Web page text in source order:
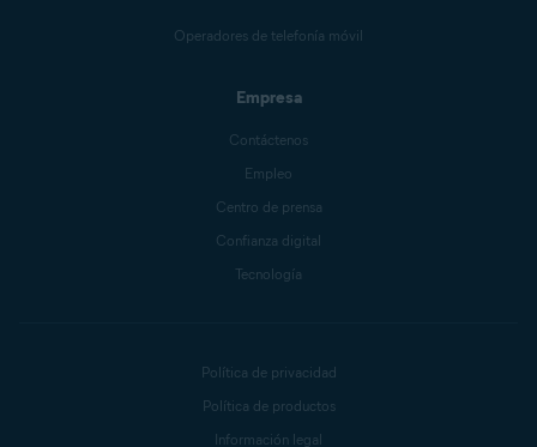
Operadores de telefonía móvil
Empresa
Contáctenos
Empleo
Centro de prensa
Confianza digital
Tecnología
Política de privacidad
Política de productos
Información legal